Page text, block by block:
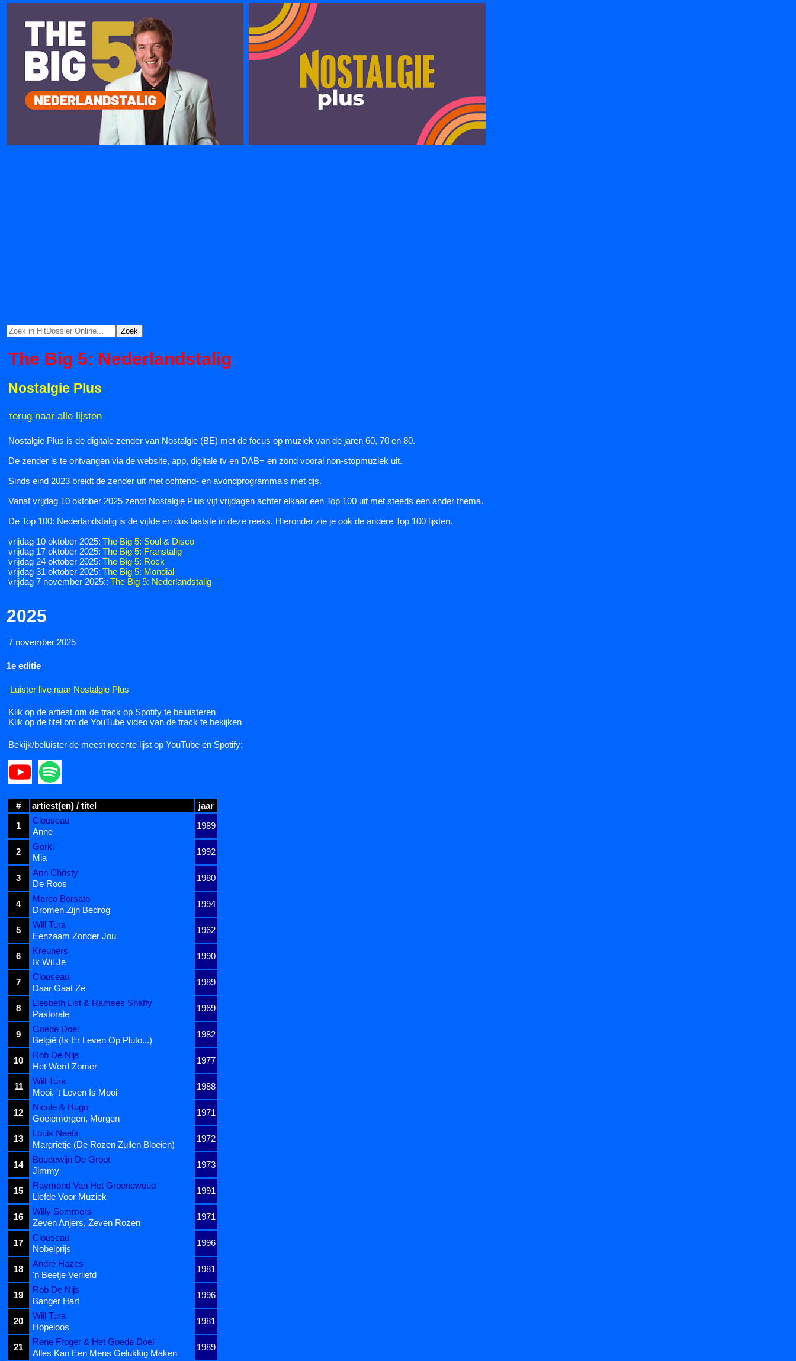
The Big 5: Nederlandstalig
Nostalgie Plus
terug naar alle lijsten
Nostalgie Plus is de digitale zender van Nostalgie (BE) met de focus op muziek van de jaren 60, 70 en 80.
De zender is te ontvangen via de website, app, digitale tv en DAB+ en zond vooral non-stopmuziek uit.
Sinds eind 2023 breidt de zender uit met ochtend- en avondprogramma's met djs.
Vanaf vrijdag 10 oktober 2025 zendt Nostalgie Plus vijf vrijdagen achter elkaar een Top 100 uit met steeds een ander thema.
De Top 100: Nederlandstalig is de vijfde en dus laatste in deze reeks. Hieronder zie je ook de andere Top 100 lijsten.
vrijdag 10 oktober 2025: The Big 5: Soul & Disco
vrijdag 17 oktober 2025: The Big 5: Franstalig
vrijdag 24 oktober 2025: The Big 5: Rock
vrijdag 31 oktober 2025: The Big 5: Mondial
vrijdag 7 november 2025:: The Big 5: Nederlandstalig
2025
7 november 2025
1e editie
Luister live naar Nostalgie Plus
Klik op de artiest om de track op Spotify te beluisteren
Klik op de titel om de YouTube video van de track te bekijken
Bekijk/beluister de meest recente lijst op YouTube en Spotify:
# artiest(en) / titel
jaar
1
Clouseau
1989
Anne
2
Gorki
1992
Mia
3
Ann Christy
1980
De Roos
4
Marco Borsato
1994
Dromen Zijn Bedrog
5
Will Tura
1962
Eenzaam Zonder Jou
6
Kreuners
1990
Ik Wil Je
7
Clouseau
1989
Daar Gaat Ze
8
Liesbeth List & Ramses Shaffy
1969
Pastorale
9
Goede Doel
1982
België (Is Er Leven Op Pluto...)
10
Rob De Nijs
1977
Het Werd Zomer
11
Will Tura
1988
Mooi, 't Leven Is Mooi
12
Nicole & Hugo
1971
Goeiemorgen, Morgen
13
Louis Neefs
1972
Margrietje (De Rozen Zullen Bloeien)
14
Boudewijn De Groot
1973
Jimmy
15
Raymond Van Het Groenewoud
1991
Liefde Voor Muziek
16
Willy Sommers
1971
Zeven Anjers, Zeven Rozen
17
Clouseau
1996
Nobelprijs
18
André Hazes
1981
'n Beetje Verliefd
19
Rob De Nijs
1996
Banger Hart
20
Will Tura
1981
Hopeloos
21
Rene Froger & Het Goede Doel
1989
Alles Kan Een Mens Gelukkig Maken